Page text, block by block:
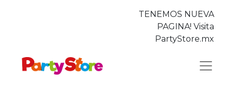
TENEMOS NUEVA
PAGINA! Visita
PartyStore.mx